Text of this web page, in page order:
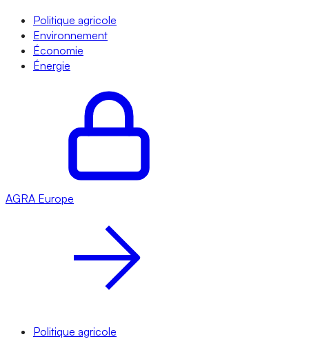
Politique agricole
Environnement
Économie
Énergie
AGRA Europe
Politique agricole